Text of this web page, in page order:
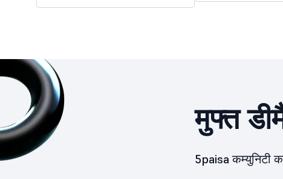
मुफ्त
5paisa कम्युनिटी